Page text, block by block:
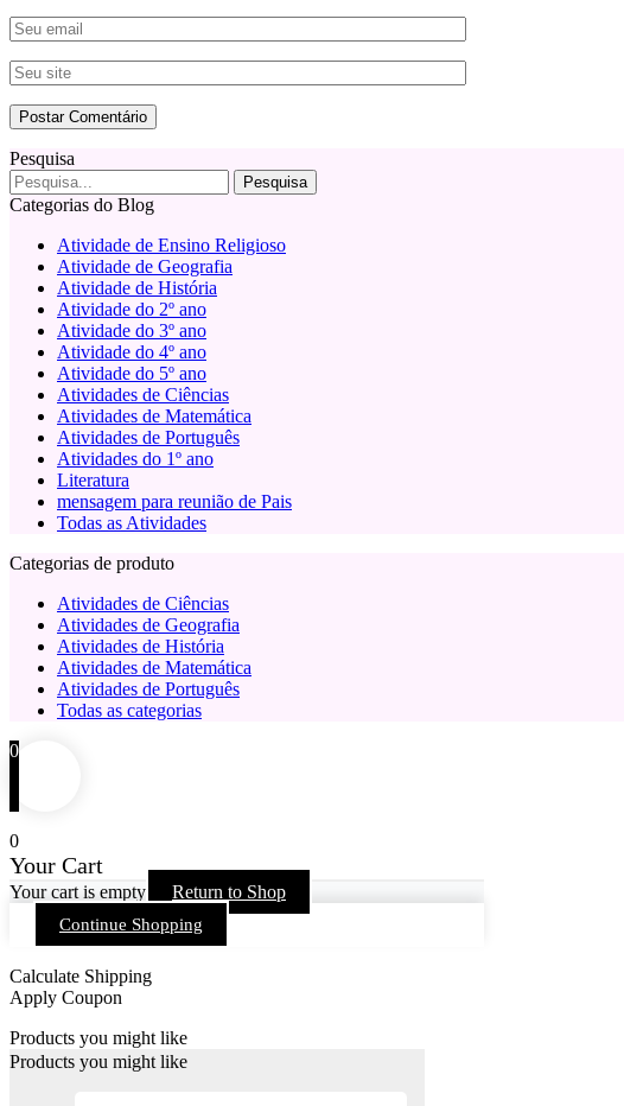
Pesquisa
Categorias do Blog
Atividade de Ensino Religioso
Atividade de Geografia
Atividade de História
Atividade do 2º ano
Atividade do 3º ano
Atividade do 4º ano
Atividade do 5º ano
Atividades de Ciências
Atividades de Matemática
Atividades de Português
Atividades do 1º ano
Literatura
mensagem para reunião de Pais
Todas as Atividades
Categorias de produto
Atividades de Ciências
Atividades de Geografia
Atividades de História
Atividades de Matemática
Atividades de Português
Todas as categorias
0
0
Your Cart
Your cart is empty Return to Shop
Continue Shopping
Calculate Shipping
Apply Coupon
Products you might like
Products you might like